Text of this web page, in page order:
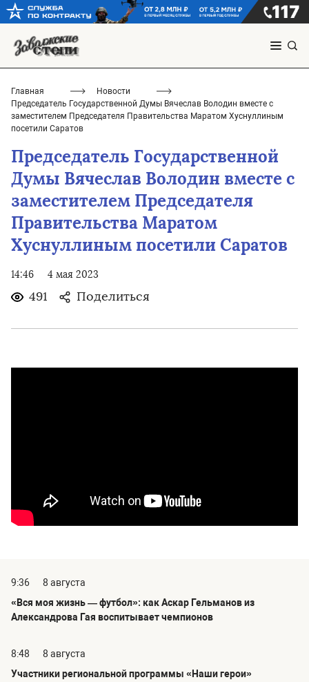
Главная
Новости
Председатель Государственной Думы Вячеслав Володин вместе с
заместителем Председателя Правительства Маратом Хуснуллиным
посетили Саратов
Председатель Государственной
Думы Вячеслав Володин вместе с
заместителем Председателя
Правительства Маратом
Хуснуллиным посетили Саратов
14:46 4 мая 2023
491 Поделиться
9:36
8 августа
«Вся моя жизнь — футбол»: как Аскар Гельманов из
Александрова Гая воспитывает чемпионов
8:48
8 августа
Участники региональной программы «Наши герои»